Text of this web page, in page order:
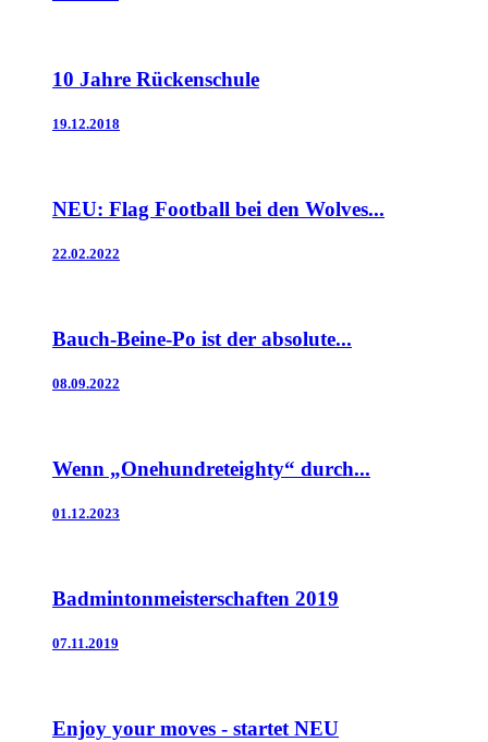
10 Jahre Rückenschule
19.12.2018
NEU: Flag Football bei den Wolves...
22.02.2022
Bauch-Beine-Po ist der absolute...
08.09.2022
Wenn „Onehundreteighty“ durch...
01.12.2023
Badmintonmeisterschaften 2019
07.11.2019
Enjoy your moves - startet NEU